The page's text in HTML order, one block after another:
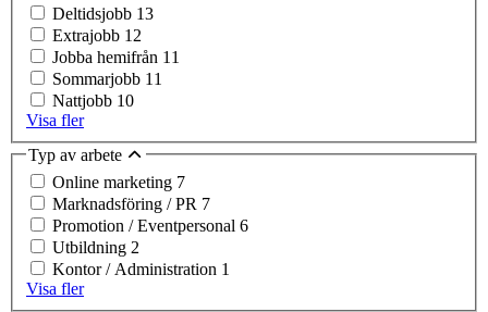
Deltidsjobb 13
Extrajobb 12
Jobba hemifrån 11
Sommarjobb 11
Nattjobb 10
Visa fler
Typ av arbete
Online marketing 7
Marknadsföring / PR 7
Promotion / Eventpersonal 6
Utbildning 2
Kontor / Administration 1
Visa fler